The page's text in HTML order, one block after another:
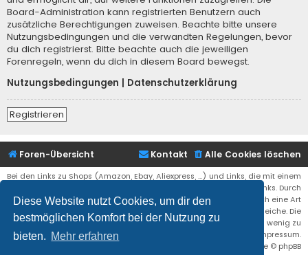
Diese Website nutzt Cookies, um dir den
bestmöglichen Komfort bei der Nutzung zu
bieten. Mehr erfahren
Board-Administration kann registrierten Benutzern auch
zusätzliche Berechtigungen zuweisen. Beachte bitte unsere
Nutzungsbedingungen und die verwandten Regelungen, bevor
du dich registrierst. Bitte beachte auch die jeweiligen
Forenregeln, wenn du dich in diesem Board bewegst.
Nutzungsbedingungen
Datenschutzerklärung
Registrieren
Foren-Übersicht Alle Cookies löschen
Kontakt
Bei den Links zu Shops (Amazon, Ebay, Aliexpress, ...) und Links, die mit einem
Stern (*) markiert sind, kann es sich um sogenannte Affiliate Links. Durch
den Kauf eines Produktes über einen Affiliate Link erhälte ich eine Art
Umsatzbeteiligung gutgeschrieben. Für euch bleibt der Preis der gleiche. Die
Einnahmen helfen die Hostgebühren für diese Webseite ein wenig zu
reduzieren. Siehe auch das Impressum.
® Forum Software © phpBB